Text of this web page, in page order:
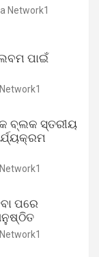
Network1
ପାଇଁ
ବ୍ଲକ ସ୍ତରୀୟ
ପରେ